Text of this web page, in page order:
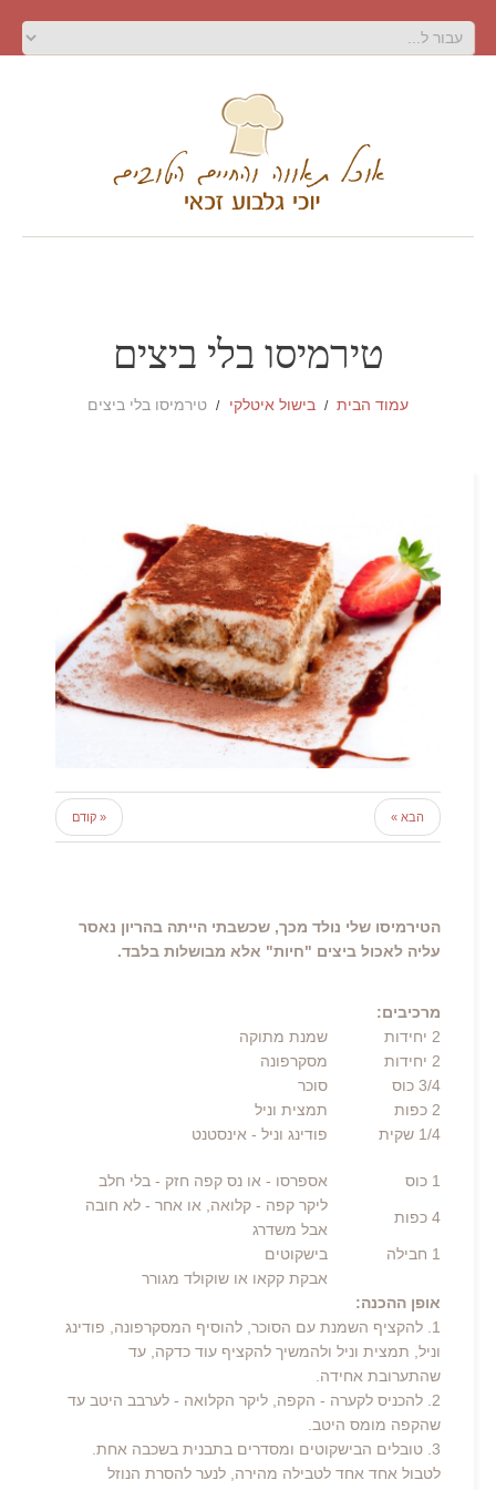
טירמיסו בלי ביצים
עמוד הבית בישול איטלקי טירמיסו בלי ביצים
« קודם הבא »
הטירמיסו שלי נולד מכך, שכשבתי הייתה בהריון נאסר
עליה לאכול ביצים "חיות" אלא מבושלות בלבד.
מרכיבים:
2 יחידות
שמנת מתוקה
2 יחידות
מסקרפונה
3/4 כוס
סוכר
2 כפות
תמצית וניל
1/4 שקית
פודינג וניל - אינסטנט
1 כוס אספרסו - או נס קפה חזק - בלי חלב
4 כפות
ליקר קפה - קלואה, או אחר - לא חובה
אבל משדרג
1 חבילה
בישקוטים
אבקת קקאו או שוקולד מגורר
אופן ההכנה:
1. להקציף השמנת עם הסוכר, להוסיף המסקרפונה, פודינג
וניל, תמצית וניל ולהמשיך להקציף עוד כדקה, עד
שהתערובת אחידה.
2. להכניס לקערה - הקפה, ליקר הקלואה - לערבב היטב עד
שהקפה מומס היטב.
3. טובלים הבישקוטים ומסדרים בתבנית בשכבה אחת.
לטבול אחד אחד לטבילה מהירה, לנער להסרת הנוזל